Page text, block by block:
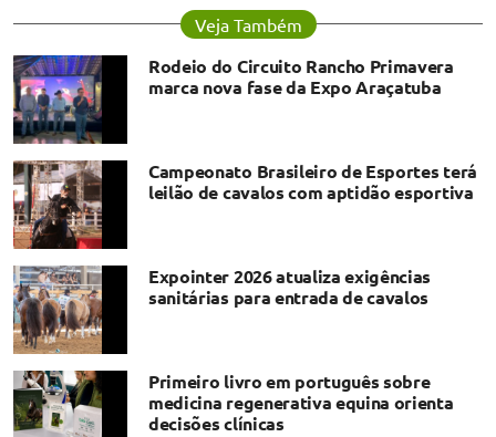
Veja Também
Rodeio do Circuito Rancho Primavera
marca nova fase da Expo Araçatuba
Campeonato Brasileiro de Esportes terá
leilão de cavalos com aptidão esportiva
Expointer 2026 atualiza exigências
sanitárias para entrada de cavalos
Primeiro livro em português sobre
medicina regenerativa equina orienta
decisões clínicas